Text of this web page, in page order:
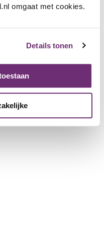
omgaat met cookies.
Details tonen
mezze tot
je 10% korting op de
en donderdag.